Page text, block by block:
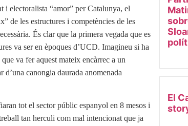
i electoralista “amor” per Catalunya, el
de les estructures i competències de les
És clar que la primera vegada que es
va ser en èpoques d’UCD. Imagineu si ha
va fer aquest mateix encàrrec a un
canongia daurada anomenada
tot el sector públic espanyol en 8 mesos i
tan herculi com mal intencionat que ja
El